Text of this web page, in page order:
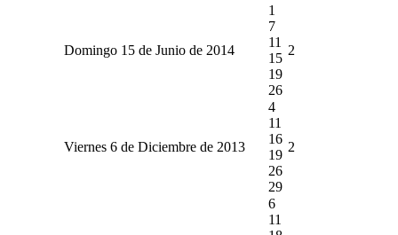
Domingo 15 de Junio de 2014
1
7
11
15
19
26
2
Viernes 6 de Diciembre de 2013
4
11
16
19
26
29
2
6
11